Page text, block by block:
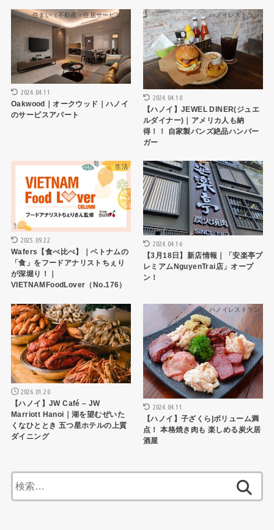
住まい（不動産・住居サービス）
2024.04.11
Oakwood｜オークウッド｜ハノイ
のサービスアパート
ハノイレストラン
2024.04.10
【ハノイ】JEWEL DINER(ジュエ
ルダイナー)｜アメリカ人も納
得！！ 自家製バンズ絶品ハンバー
ガー
生活
2025.09.22
Wafers【食べ比べ】｜ベトナムの
「食」をフードアナリストちぇり
が深堀り！｜
VIETNAMFoodLover（No.176）
HCMCレストラン
2024.04.16
【3月18日】新店情報｜「安楽亭プ
レミアムNguyenTrai店」オープ
ン！
生活
2026.01.20
【ハノイ】JW Café – JW
Marriott Hanoi｜湖を望むぜいた
くなひととき 五つ星ホテルの上質
ダイニング
ハノイレストラン
2024.04.11
【ハノイ】子ざくら|ボリューム満
点！ 本格焼き肉も 楽しめる炭火居
酒屋
索: